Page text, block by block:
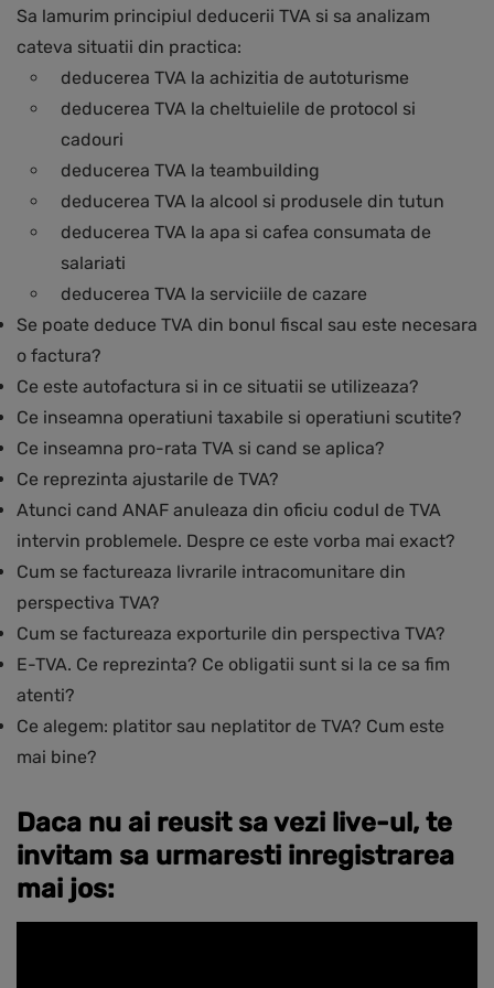
Sa lamurim principiul deducerii TVA si sa analizam
cateva situatii din practica:
deducerea TVA la achizitia de autoturisme
deducerea TVA la cheltuielile de protocol si
cadouri
deducerea TVA la teambuilding
deducerea TVA la alcool si produsele din tutun
deducerea TVA la apa si cafea consumata de
salariati
deducerea TVA la serviciile de cazare
Se poate deduce TVA din bonul fiscal sau este necesara
o factura?
Ce este autofactura si in ce situatii se utilizeaza?
Ce inseamna operatiuni taxabile si operatiuni scutite?
Ce inseamna pro-rata TVA si cand se aplica?
Ce reprezinta ajustarile de TVA?
Atunci cand ANAF anuleaza din oficiu codul de TVA
intervin problemele. Despre ce este vorba mai exact?
Cum se factureaza livrarile intracomunitare din
perspectiva TVA?
Cum se factureaza exporturile din perspectiva TVA?
E-TVA. Ce reprezinta? Ce obligatii sunt si la ce sa fim
atenti?
Ce alegem: platitor sau neplatitor de TVA? Cum este
mai bine?
Daca nu ai reusit sa vezi live-ul, te
invitam sa urmaresti inregistrarea
mai jos: